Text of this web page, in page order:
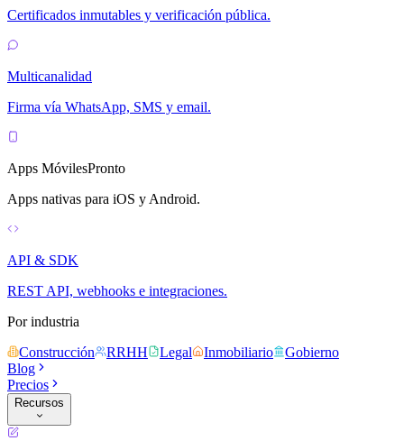
Certificados inmutables y verificación pública.
Multicanalidad
Firma vía WhatsApp, SMS y email.
Apps MóvilesPronto
Apps nativas para iOS y Android.
API & SDK
REST API, webhooks e integraciones.
Por industria
Construcción
RRHH Legal Inmobiliario
Gobierno
Blog
Precios
Recursos